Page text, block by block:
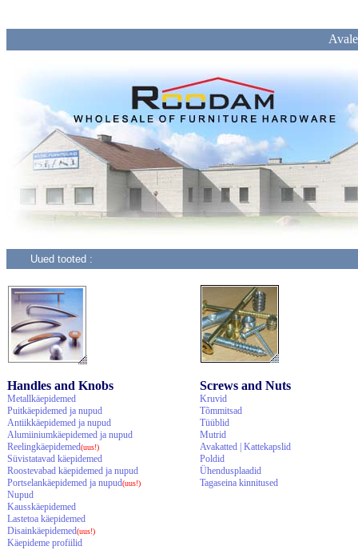
Uued tooted :
Handles and Knobs
Metallkäepidemed
Puitkäepidemed ja nupud
Antiikkäepidemed ja nupud
Alumiiniumkäepidemed ja nupud
Reelingkäepidemed(uus!)
Süvistatavad käepidemed
Roostevabad käepidemed ja nupud
Portselankäepidemed ja nupud(uus!)
Nupud
Kausskäepidemed
Lastetoa käepidemed
Disainkäepidemed(uus!)
Käepideme profiilid
Screws and Nuts
Kruvid
Tõmmitsad
Tüüblid
Mutrid
Avakatted | Kattekapslid
Poldid
Ühendusplaadid
Tagaseina kinnitused